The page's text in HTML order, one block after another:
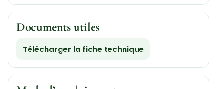
Documents utiles
Télécharger la fiche technique